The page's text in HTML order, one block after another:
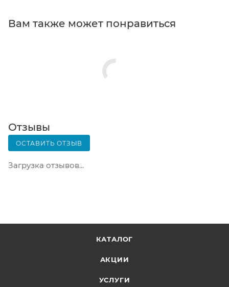
телефон или e-mail придет уникальный код.
Почтовая доставка через почту России. Когда
Вскрывать коробку самостоятельно вы можете
только после оплаты заказа. Один заказ может
содержать не больше 10 позиций и его стоимость
не должна превышать 100 000 р.
Вам также может понравиться
Отзывы
ОСТАВИТЬ ОТЗЫВ
Загрузка отзывов...
КАТАЛОГ
АКЦИИ
УСЛУГИ